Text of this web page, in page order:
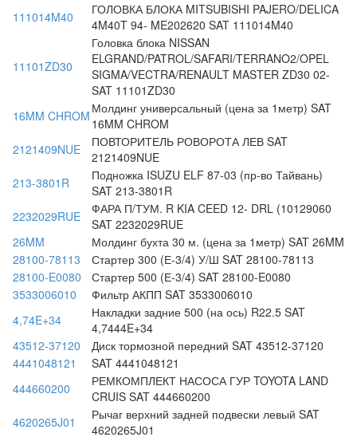
111014M40
ГОЛОВКА БЛОКА MITSUBISHI PAJERO/DELICA
4M40T 94- ME202620 SAT 111014M40
11101ZD30
Головка блока NISSAN
ELGRAND/PATROL/SAFARI/TERRANO2/OPEL
SIGMA/VECTRA/RENAULT MASTER ZD30 02-
SAT 11101ZD30
16MM CHROM Молдинг универсальный (цена за 1метр) SAT
16MM CHROM
2121409NUE
ПОВТОРИТЕЛЬ РОВОРОТА ЛЕВ SAT
2121409NUE
213-3801R
Подножка ISUZU ELF 87-03 (пр-во Тайвань)
SAT 213-3801R
2232029RUE
ФАРА П/ТУМ. R KIA CEED 12- DRL (10129060
SAT 2232029RUE
26MM
Молдинг бухта 30 м. (цена за 1метр) SAT 26MM
28100-78113
Стартер 300 (Е-3/4) У/Ш SAT 28100-78113
28100-E0080
Стартер 500 (Е-3/4) SAT 28100-E0080
3533006010
Фильтр АКПП SAT 3533006010
4,74E+34
Накладки задние 500 (на ось) R22.5 SAT
4,7444E+34
43512-37120
Диск тормозной передний SAT 43512-37120
4441048121
SAT 4441048121
444660200
РЕМКОМПЛЕКТ НАСОСА ГУР TOYOTA LAND
CRUIS SAT 444660200
4620265J01
Рычаг верхний задней подвески левый SAT
4620265J01